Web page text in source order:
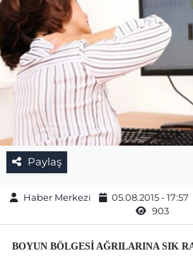
Paylaş
Haber Merkezi 05.08.2015 - 17:57
903
BOYUN BÖLGESİ AĞRILARINA SIK
İletişim
Künye
Topluluk Kuralları
Yayın İlkeleri